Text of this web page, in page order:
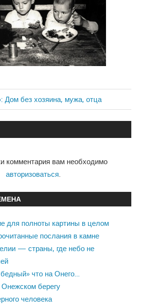
Дом без хозяина, мужа, отца
комментария вам необходимо
авторизоваться.
для полноты картины в целом
послания в камне
— страны, где небо не
что на Онего…
берегу
человека